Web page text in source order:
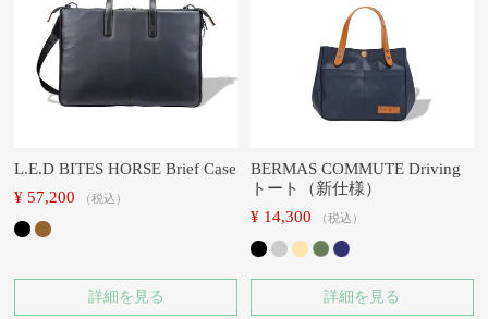
L.E.D BITES HORSE Brief Case
¥ 57,200 税込
詳細を見る
BERMAS COMMUTE Driving
トート（新仕様）
¥ 14,300 税込
詳細を見る